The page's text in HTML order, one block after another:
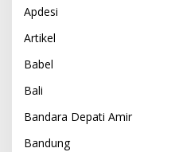
Apdesi
Artikel
Babel
Bali
Bandara Depati Amir
Bandung